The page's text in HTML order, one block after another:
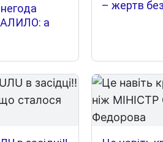
a
– жертв